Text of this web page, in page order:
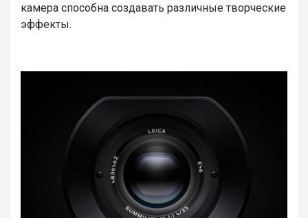
камера способна создавать различные творческие
эффекты.